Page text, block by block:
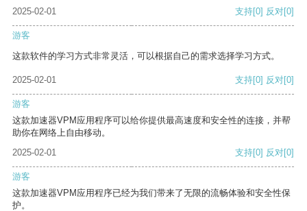
2025-02-01 支持[0] 反对[0]
游客
这款软件的学习方式非常灵活，可以根据自己的需求选择学习方式。
2025-02-01 支持[0] 反对[0]
游客
这款加速器VPM应用程序可以给你提供最高速度和安全性的连接，并帮
助你在网络上自由移动。
2025-02-01
支持[0] 反对[0]
游客
这款加速器VPM应用程序已经为我们带来了无限的流畅体验和安全性保
护。